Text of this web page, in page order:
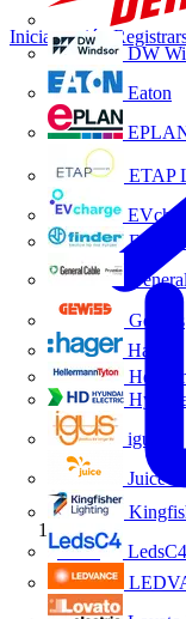
DW
Eaton
ETAP
Finder
Gewiss
Hager
igus
Juice
LedsC4
Iniciar sesión
Inicio